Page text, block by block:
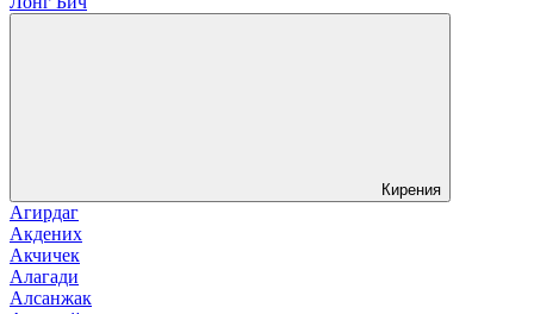
Кирения
Агирдаг
Акдених
Акчичек
Алагади
Алсанжак